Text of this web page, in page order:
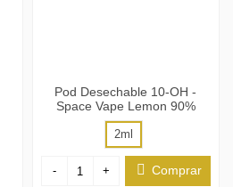
Pod Desechable 10-OH -
Space Vape Lemon 90%
2ml
- + Comprar